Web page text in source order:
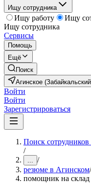
Ищу сотрудника
Ищу работу
Ищу
Ищу сотрудника
Сервисы
Помощь
Ещё
Поиск
Агинское
Войти
Войти
Зарегистрироваться
Поиск
/
... /
резюме в Агинском/
помощник на склад